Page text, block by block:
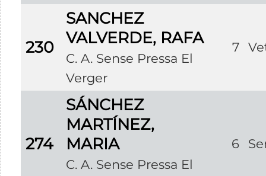
230
SANCHEZ
VALVERDE, RAFA
C. A. Sense Pressa El
Verger
7
274
SÁNCHEZ
MARTÍNEZ,
MARIA
C. A. Sense Pressa El
6